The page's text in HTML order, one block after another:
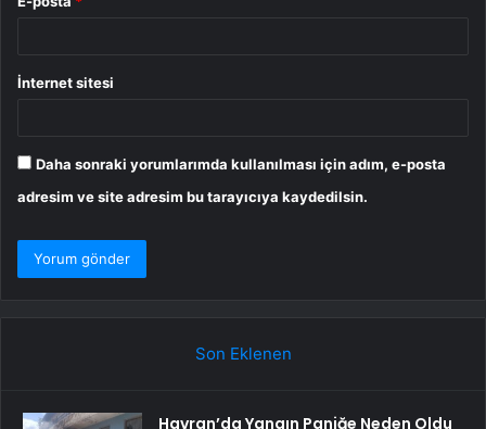
İnternet sitesi
Daha sonraki yorumlarımda kullanılması için adım, e-posta
adresim ve site adresim bu tarayıcıya kaydedilsin.
Son Eklenen
Havran’da Yangın Paniğe Neden Oldu